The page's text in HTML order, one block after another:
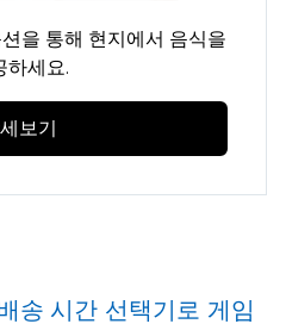
을 통해 현지에서 음식을
하세요.
보기
송 시간 선택기로 게임